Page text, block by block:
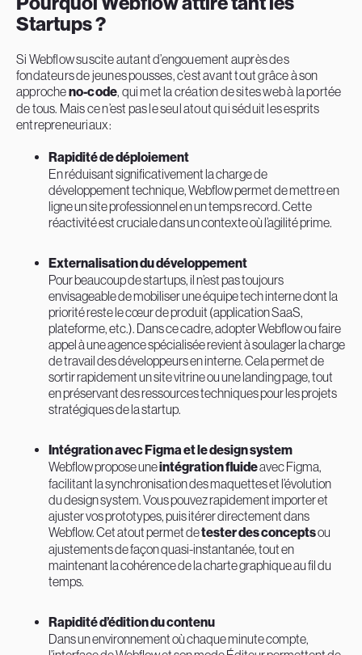
Startups ?
Si Webflow suscite autant d’engouement auprès des
fondateurs de jeunes pousses, c’est avant tout grâce à son
approcheno-code, qui met la création de sites web à la portée
de tous. Mais ce n’est pas le seul atout qui séduit les esprits
entrepreneuriaux :
Rapidité de déploiement
En réduisant significativement la charge de
développement technique, Webflow permet de mettre en
ligne un site professionnel en un temps record. Cette
réactivité est cruciale dans un contexte où l’agilité prime.
Externalisation du développement
Pour beaucoup de startups, il n’est pas toujours
envisageable de mobiliser une équipe tech interne dont la
priorité reste le cœur de produit (application SaaS,
plateforme, etc.). Dans ce cadre, adopter Webflow ou faire
appel à une agence spécialisée revient à soulager la charge
de travail des développeurs en interne. Cela permet de
sortir rapidement un site vitrine ou une landing page, tout
en préservant des ressources techniques pour les projets
stratégiques de la startup.
Intégration avec Figma et le design system
Webflow propose uneintégration fluideavec Figma,
facilitant la synchronisation des maquettes et l’évolution
du design system. Vous pouvez rapidement importer et
ajuster vos prototypes, puis itérer directement dans
Webflow. Cet atout permet detester des conceptsou
ajustements de façon quasi-instantanée, tout en
maintenant la cohérence de la charte graphique au fil du
temps.
Rapidité d’édition du contenu
Dans un environnement où chaque minute compte,